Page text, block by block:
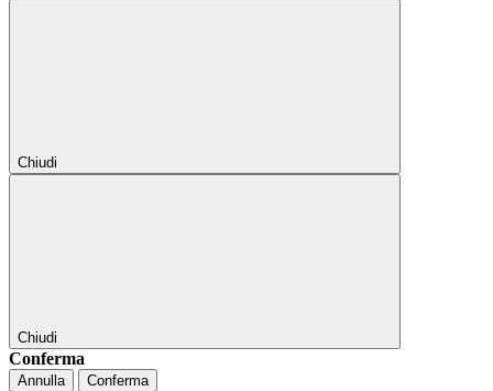
Chiudi
Chiudi
Conferma
Annulla Conferma